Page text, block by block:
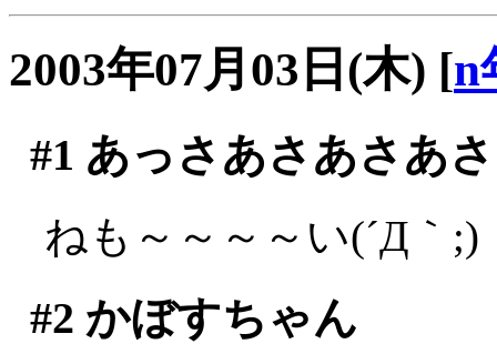
2003年07月03日(木) [n
#1 あっさあさあさあ
ねも～～～～い(´Д｀;)
#2 かぼすちゃん